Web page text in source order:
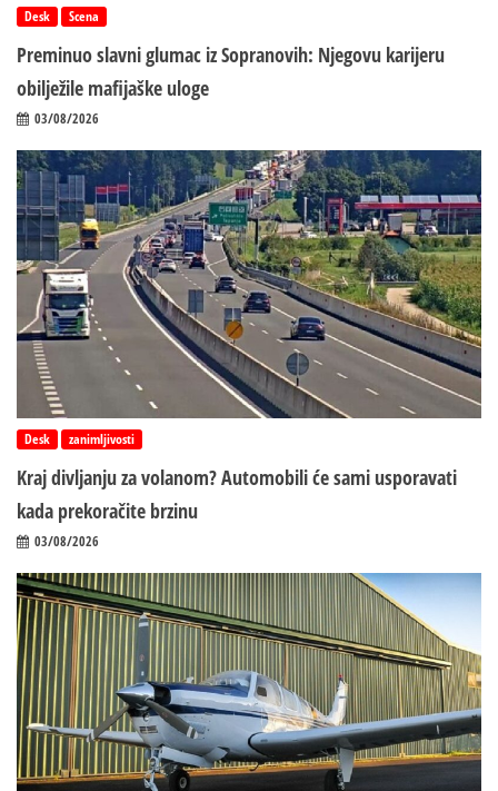
Desk Scena
Preminuo slavni glumac iz Sopranovih: Njegovu karijeru
obilježile mafijaške uloge
03/08/2026
Desk zanimljivosti
Kraj divljanju za volanom? Automobili će sami usporavati
kada prekoračite brzinu
03/08/2026